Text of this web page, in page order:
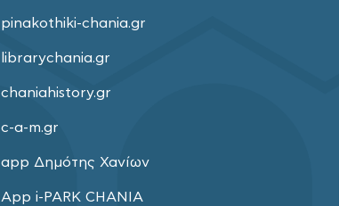
pinakothiki-chania.gr
librarychania.gr
chaniahistory.gr
c-a-m.gr
app Δημότης Χανίων
App i-PARK CHANIA